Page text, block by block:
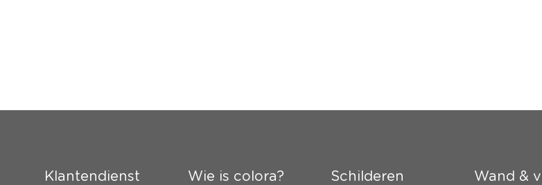
Klantendienst Wie is colora? Schilderen Wand &